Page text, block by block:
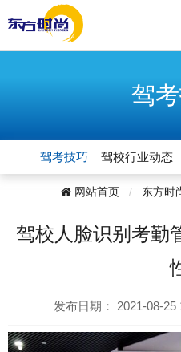
驾
驾考技巧 驾校行业动态
网站首页 东方时
驾校人脸识别考勤
发布日期： 2021-08-25